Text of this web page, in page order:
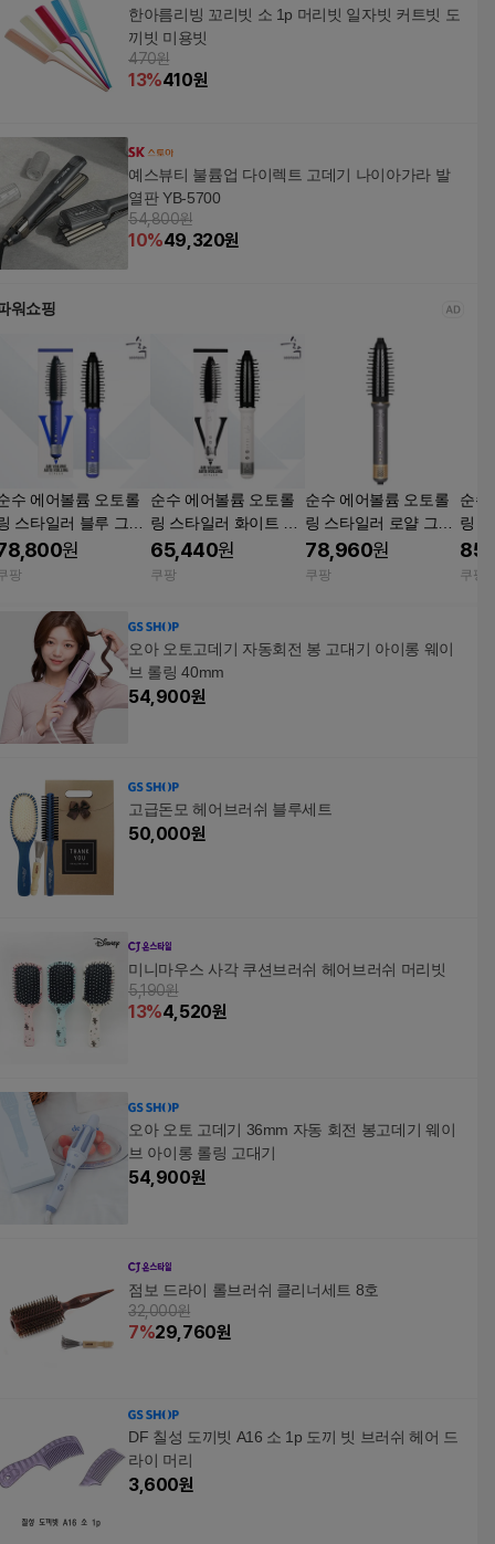
한아름리빙 꼬리빗 소 1p 머리빗 일자빗 커트빗 도
끼빗 미용빗
470원
13%410원
예스뷰티 불륨업 다이렉트 고데기 나이아가라 발
열판 YB-5700
54,800원
10%49,320원
워쇼핑
수 에어볼륨 오토롤
스타일러 블루 그레
이 wb-ssa-v4
원
팡
순수 에어볼륨 오토롤
링 스타일러 화이트 wb
-ssa-v1
65,440원
쿠팡
순수 에어볼륨 오토롤
링 스타일러 로얄 그레
이 wb-ssa-v2
78,960원
쿠팡
순수
링
쿠팡
오아 오토고데기 자동회전 봉 고대기 아이롱 웨이
브 롤링 40mm
54,900원
고급돈모 헤어브러쉬 블루세트
50,000원
미니마우스 사각 쿠션브러쉬 헤어브러쉬 머리빗
5,190원
13%4,520원
오아 오토 고데기 36mm 자동 회전 봉고데기 웨이
브 아이롱 롤링 고대기
54,900원
점보 드라이 롤브러쉬 클리너세트 8호
32,000원
7%29,760원
DF 칠성 도끼빗 A16 소 1p 도끼 빗 브러쉬 헤어 드
라이 머리
3,600원